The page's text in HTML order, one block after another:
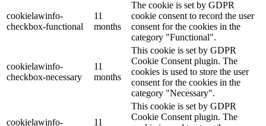
cookielawinfo-
checkbox-functional
11
months
The cookie is set by GDPR
cookie consent to record the user
consent for the cookies in the
category "Functional".
cookielawinfo-
checkbox-necessary
11
months
This cookie is set by GDPR
Cookie Consent plugin. The
cookies is used to store the user
consent for the cookies in the
category "Necessary".
cookielawinfo- 11
This cookie is set by GDPR
Cookie Consent plugin. The